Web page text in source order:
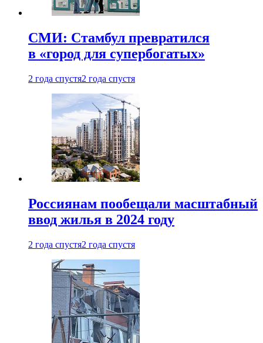
СМИ: Стамбул превратился
в «город для супербогатых»
2 года спустя2 года спустя
Россиянам пообещали масштабный
ввод жилья в 2024 году
2 года спустя2 года спустя